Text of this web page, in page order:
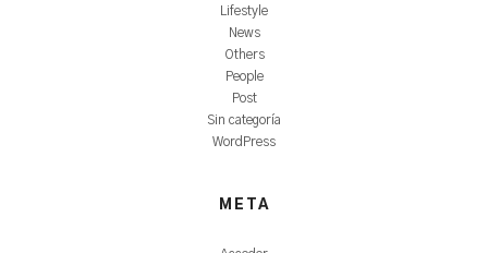
Lifestyle
News
Others
People
Post
Sin categoría
WordPress
META